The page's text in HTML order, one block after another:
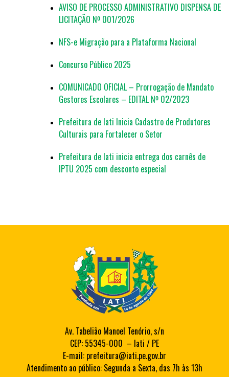
AVISO DE PROCESSO ADMINISTRATIVO DISPENSA DE
LICITAÇÃO Nº 001/2026
NFS-e Migração para a Plataforma Nacional
Concurso Público 2025
COMUNICADO OFICIAL – Prorrogação de Mandato
Gestores Escolares – EDITAL Nº 02/2023
Prefeitura de Iati Inicia Cadastro de Produtores
Culturais para Fortalecer o Setor
Prefeitura de Iati inicia entrega dos carnês de
IPTU 2025 com desconto especial
Av. Tabelião Manoel Tenório, s/n
CEP: 55345-000 – Iati / PE
E-mail: prefeitura@iati.pe.gov.br
Atendimento ao público: Segunda a Sexta, das 7h às 13h